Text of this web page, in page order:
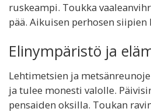
ruskeampi. Toukka
pää. Aikuisen perhosen
Elinympäristö ja
Lehtimetsien ja
ja tulee monesti valolle.
pensaiden oksilla. Toukan